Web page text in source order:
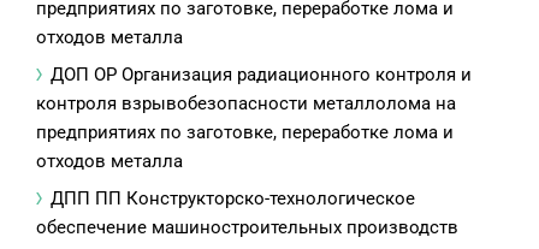
предприятиях по заготовке, переработке лома и
отходов металла
ДОП ОР Организация радиационного контроля и
контроля взрывобезопасности металлолома на
предприятиях по заготовке, переработке лома и
отходов металла
ДПП ПП Конструкторско-технологическое
обеспечение машиностроительных производств